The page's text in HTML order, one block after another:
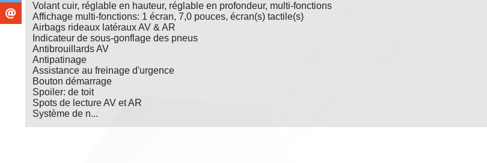
Volant cuir, réglable en hauteur, réglable en profondeur, multi-fonctions
Affichage multi-fonctions: 1 écran, 7,0 pouces, écran(s) tactile(s)
Airbags rideaux latéraux AV & AR
Indicateur de sous-gonflage des pneus
Antibrouillards AV
Antipatinage
Assistance au freinage d'urgence
Bouton démarrage
Spoiler: de toit
Spots de lecture AV et AR
Système de n...